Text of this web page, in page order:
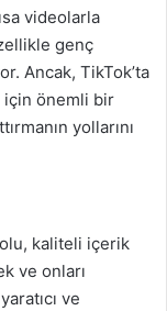
videolarla
genç
Ancak, TikTok’ta
için önemli bir
yollarını
kaliteli içerik
ve onları
ve